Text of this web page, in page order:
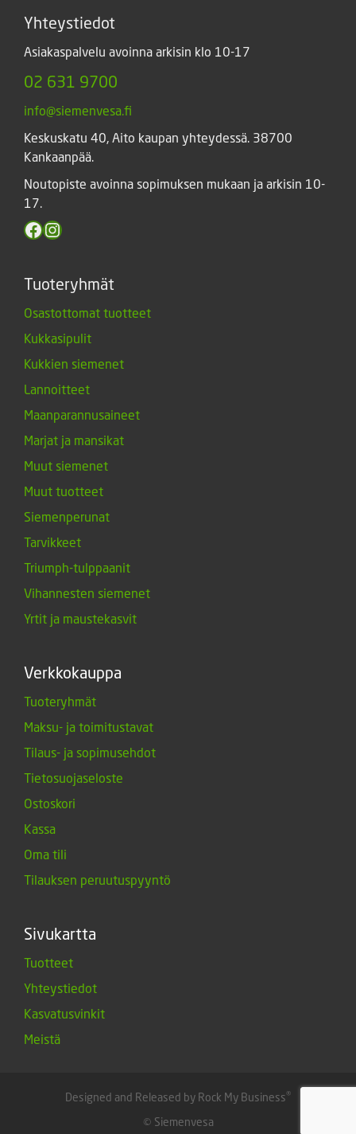
Yhteystiedot
Asiakaspalvelu avoinna arkisin klo 10-17
02 631 9700
info@siemenvesa.fi
Keskuskatu 40, Aito kaupan yhteydessä. 38700
Kankaanpää.
Noutopiste avoinna sopimuksen mukaan ja arkisin 10-
17.
Facebook
Instagram
Tuoteryhmät
Osastottomat tuotteet
Kukkasipulit
Kukkien siemenet
Lannoitteet
Maanparannusaineet
Marjat ja mansikat
Muut siemenet
Muut tuotteet
Siemenperunat
Tarvikkeet
Triumph-tulppaanit
Vihannesten siemenet
Yrtit ja maustekasvit
Verkkokauppa
Tuoteryhmät
Maksu- ja toimitustavat
Tilaus- ja sopimusehdot
Tietosuojaseloste
Ostoskori
Kassa
Oma tili
Tilauksen peruutuspyyntö
Sivukartta
Tuotteet
Yhteystiedot
Kasvatusvinkit
Meistä
Designed and Released by Rock My Business®
© Siemenvesa